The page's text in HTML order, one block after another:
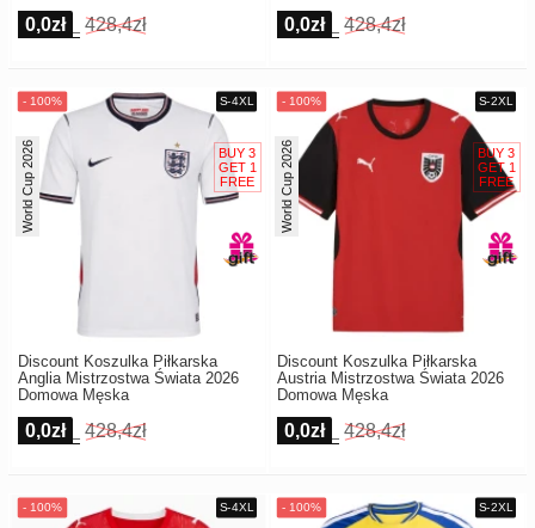
0,0zł 428,4zł 0,0zł 428,4zł
Discount Koszulka Piłkarska
Anglia Mistrzostwa Świata 2026
Domowa Męska
World Cup 2026
0,0zł 428,4zł
Discount Koszulka Piłkarska
Austria Mistrzostwa Świata 2026
Domowa Męska
World Cup 2026
0,0zł 428,4zł